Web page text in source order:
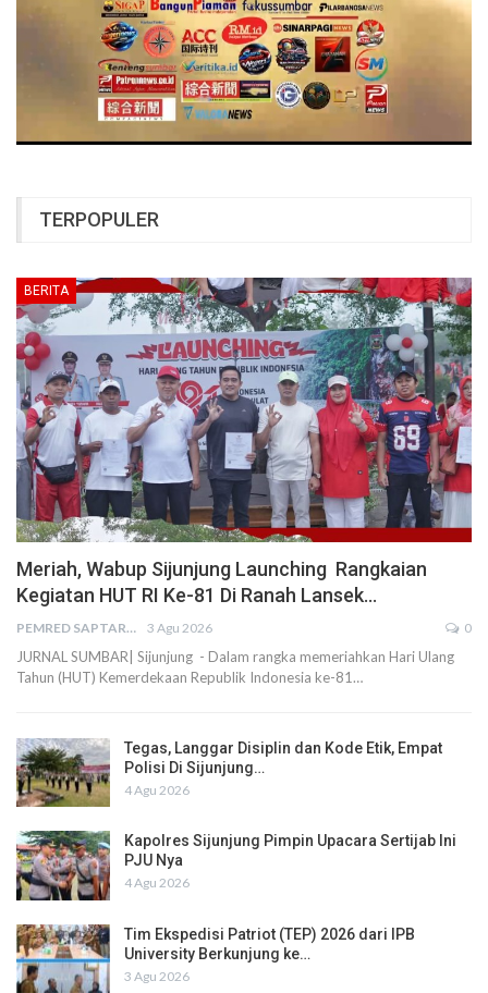
TERPOPULER
BERITA
Meriah, Wabup Sijunjung Launching Rangkaian
Kegiatan HUT RI Ke-81 Di Ranah Lansek…
PEMRED SAPTARIUS 3 Agu 2026 0
JURNAL SUMBAR| Sijunjung - Dalam rangka memeriahkan Hari Ulang
Tahun (HUT) Kemerdekaan Republik Indonesia ke-81…
Tegas, Langgar Disiplin dan Kode Etik, Empat
Polisi Di Sijunjung…
4 Agu 2026
Kapolres Sijunjung Pimpin Upacara Sertijab Ini
PJU Nya
4 Agu 2026
Tim Ekspedisi Patriot (TEP) 2026 dari IPB
University Berkunjung ke…
3 Agu 2026